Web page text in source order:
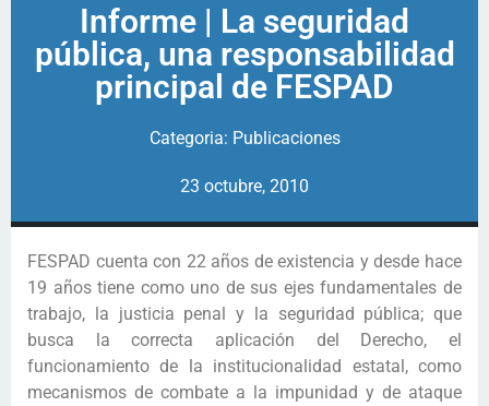
Informe | La seguridad
pública, una responsabilidad
principal de FESPAD
Categoria: Publicaciones
23 octubre, 2010
FESPAD cuenta con 22 años de existencia y desde hace
19 años tiene como uno de sus ejes fundamentales de
trabajo, la justicia penal y la seguridad pública; que
busca la correcta aplicación del Derecho, el
funcionamiento de la institucionalidad estatal, como
mecanismos de combate a la impunidad y de ataque